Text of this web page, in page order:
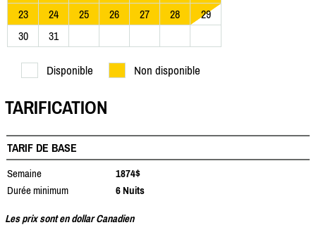
23
24 25 26 27 28
29
30
31
Disponible Non disponible
TARIFICATION
TARIF DE BASE
Semaine
1874$
Durée minimum
6 Nuits
Les prix sont en dollar Canadien